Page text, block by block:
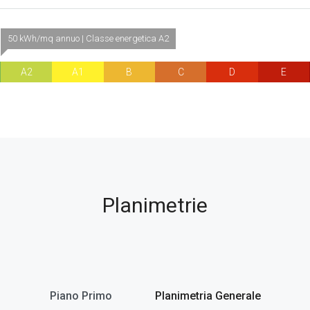
50 kWh/mq annuo | Classe energetica A2
A2 A1 B C D E
Planimetrie
Piano Primo Planimetria Generale